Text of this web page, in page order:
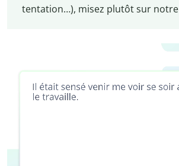
tentation…), misez plutôt sur notre